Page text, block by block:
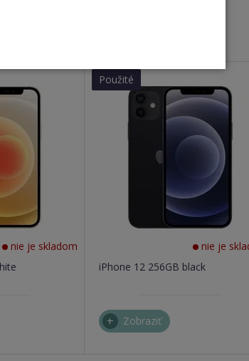
nie je skladom
Použité
nie je
iPhone 12 256GB black
Zobraziť